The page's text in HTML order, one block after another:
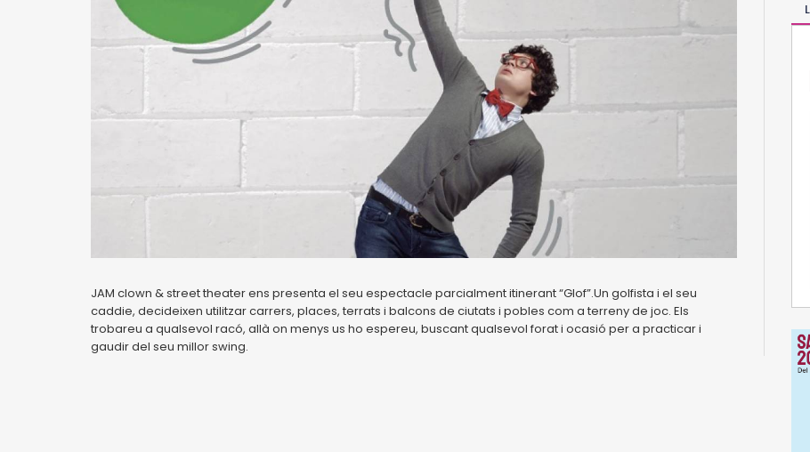
JAM clown & street theater ens presenta el seu espectacle parcialment itinerant “Glof”.Un golfista i el seu
caddie, decideixen utilitzar carrers, places, terrats i balcons de ciutats i pobles com a terreny de joc. Els
trobareu a qualsevol racó, allà on menys us ho espereu, buscant qualsevol forat i ocasió per a practicar i
gaudir del seu millor swing.